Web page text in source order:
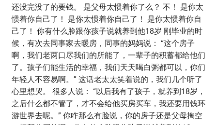
还没完没了的要钱。 是父母太惯着你了么？ 不！ 是你太
惯着你自己了！ 是你太惯着你自己了！ 是你太惯着你自
己了！ 你有什么脸跟你孩子说就养到他18岁 刚毕业的时
候，有次去同事家去暖房，同事的妈妈说： “这个房子
啊，我们老两口尽我们的所能了，一辈子的积蓄都给他们
了。孩子们能生活的幸福，我们天天喝白粥都可以，你们
年轻人不容易啊。” 这话老太太笑着说的，我们几个听了
心里想哭。 很多人说： “以后我有了孩子，就养到18岁，
之后什么都不管了，才不会给他买房买车，我还要用钱环
游世界去呢。” 你咋那么有脸说，你的房子还是父母掏空